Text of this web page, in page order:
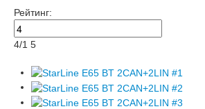
Рейтинг:
4/1 5